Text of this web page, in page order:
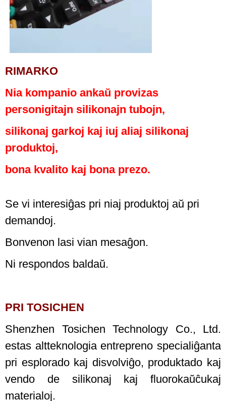
RIMARKO
Nia kompanio ankaŭ provizas
personigitajn silikonajn tubojn,
silikonaj garkoj kaj iuj aliaj silikonaj
produktoj,
bona kvalito kaj bona prezo.
Se vi interesiĝas pri niaj produktoj aŭ pri
demandoj.
Bonvenon lasi vian mesaĝon.
Ni respondos baldaŭ.
PRI TOSICHEN
Shenzhen Tosichen Technology Co., Ltd.
estas altteknologia entrepreno specialiĝanta
pri esplorado kaj disvolviĝo, produktado kaj
vendo de silikonaj kaj fluorokaŭĉukaj
materialoj.